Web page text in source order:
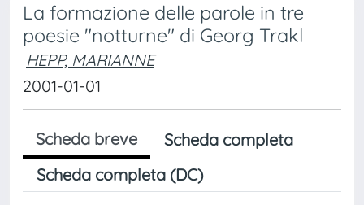
La formazione delle parole in tre
poesie "notturne" di Georg Trakl
HEPP, MARIANNE
2001-01-01
Scheda breve
Scheda completa
Scheda completa (DC)